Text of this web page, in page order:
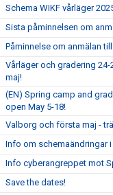
Schema WIKF vårläger
Sista påminnelsen om
Påminnelse om anmälan
Vårläger och gradering
maj!
(EN) Spring camp and
open May 5-18!
Valborg och första maj -
Info om schemaändringar i
Info cyberangreppet mot
Save the dates!